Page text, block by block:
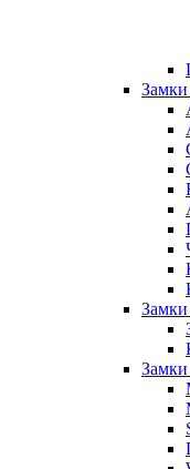
Замки